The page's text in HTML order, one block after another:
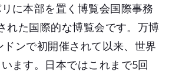
に本部を置く博覧会国際事務
れた国際的な博覧会です。万博
ンで初開催されて以来、世界
ます。日本ではこれまで5回